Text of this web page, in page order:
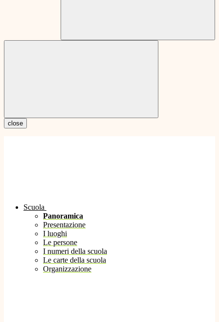
close
Scuola
Panoramica
Presentazione
I luoghi
Le persone
I numeri della scuola
Le carte della scuola
Organizzazione